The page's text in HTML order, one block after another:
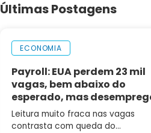
Últimas Postagens
ECONOMIA
Payroll: EUA perdem 23 mil
vagas, bem abaixo do
esperado, mas
cai
Leitura muito fraca nas vagas
contrasta com queda do